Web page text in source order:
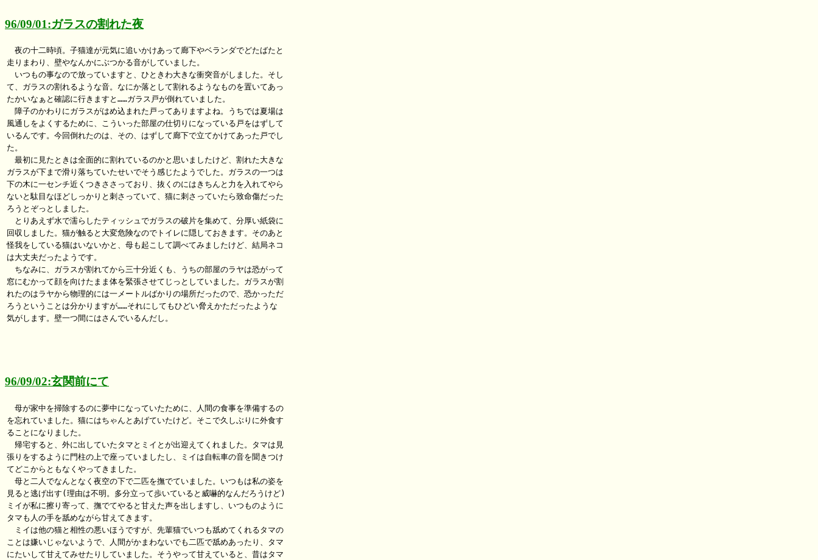
96/09/01:ガラスの割れた夜
夜の十二時頃。子猫達が元気に追いかけあって廊下やベランダでどたばたと
走りまわり、壁やなんかにぶつかる音がしていました。
いつもの事なので放っていますと、ひときわ大きな衝突音がしました。そし
て、ガラスの割れるような音。なにか落として割れるようなものを置いてあっ
たかいなぁと確認に行きますと……ガラス戸が倒れていました。
障子のかわりにガラスがはめ込まれた戸ってありますよね。うちでは夏場は
風通しをよくするために、こういった部屋の仕切りになっている戸をはずして
いるんです。今回倒れたのは、その、はずして廊下で立てかけてあった戸でし
た。
最初に見たときは全面的に割れているのかと思いましたけど、割れた大きな
ガラスが下まで滑り落ちていたせいでそう感じたようでした。ガラスの一つは
下の木に一センチ近くつきささっており、抜くのにはきちんと力を入れてやら
ないと駄目なほどしっかりと刺さっていて、猫に刺さっていたら致命傷だった
ろうとぞっとしました。
とりあえず水で濡らしたティッシュでガラスの破片を集めて、分厚い紙袋に
回収しました。猫が触ると大変危険なのでトイレに隠しておきます。そのあと
怪我をしている猫はいないかと、母も起こして調べてみましたけど、結局ネコ
は大丈夫だったようです。
ちなみに、ガラスが割れてから三十分近くも、うちの部屋のラヤは恐がって
窓にむかって顔を向けたまま体を緊張させてじっとしていました。ガラスが割
れたのはラヤから物理的には一メートルばかりの場所だったので、恐かっただ
ろうということは分かりますが……それにしてもひどい脅えかただったような
気がします。壁一つ間にはさんでいるんだし。
96/09/02:玄関前にて
母が家中を掃除するのに夢中になっていたために、人間の食事を準備するの
を忘れていました。猫にはちゃんとあげていたけど。そこで久しぶりに外食す
ることになりました。
帰宅すると、外に出していたタマとミイとが出迎えてくれました。タマは見
張りをするように門柱の上で座っていましたし、ミイは自転車の音を聞きつけ
てどこからともなくやってきました。
母と二人でなんとなく夜空の下で二匹を撫でていました。いつもは私の姿を
見ると逃げ出す(理由は不明。多分立って歩いていると威嚇的なんだろうけど)
ミイが私に擦り寄って、撫でてやると甘えた声を出しますし、いつものように
タマも人の手を舐めながら甘えてきます。
ミイは他の猫と相性の悪いほうですが、先輩猫でいつも舐めてくれるタマの
ことは嫌いじゃないようで、人間がかまわないでも二匹で舐めあったり、タマ
にたいして甘えてみせたりしていました。そうやって甘えていると、昔はタマ